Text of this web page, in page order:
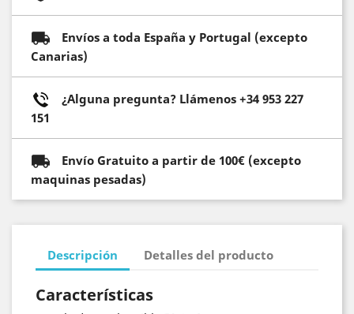
Envíos a toda España y Portugal (excepto
Canarias)
¿Alguna pregunta? Llámenos +34 953 227
151
Envío Gratuito a partir de 100€ (excepto
maquinas pesadas)
Descripción Detalles del producto
Características